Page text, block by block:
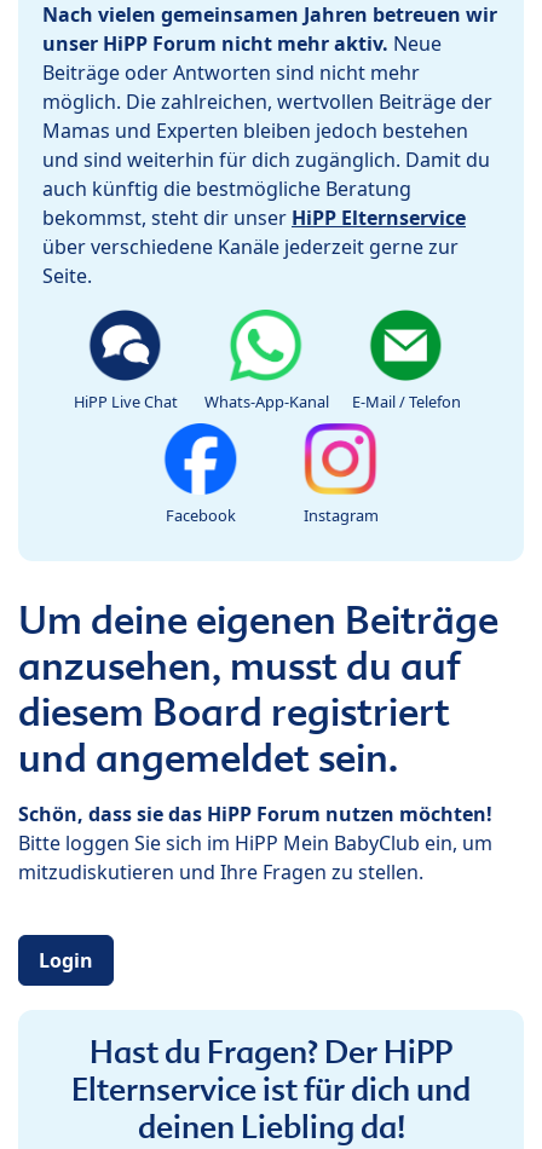
Nach vielen gemeinsamen Jahren betreuen wir
unser HiPP Forum nicht mehr aktiv. Neue
Beiträge oder Antworten sind nicht mehr
möglich. Die zahlreichen, wertvollen Beiträge der
Mamas und Experten bleiben jedoch bestehen
und sind weiterhin für dich zugänglich. Damit du
auch künftig die bestmögliche Beratung
bekommst, steht dir unser HiPP Elternservice
über verschiedene Kanäle jederzeit gerne zur
Seite.
HiPP Live Chat Whats-App-Kanal E-Mail / Telefon
Facebook Instagram
Um deine eigenen Beiträge
anzusehen, musst du auf
diesem Board registriert
und angemeldet sein.
Schön, dass sie das HiPP Forum nutzen möchten!
Bitte loggen Sie sich im HiPP Mein BabyClub ein, um
mitzudiskutieren und Ihre Fragen zu stellen.
Login
Hast du Fragen? Der HiPP
Elternservice ist für dich und
deinen Liebling da!